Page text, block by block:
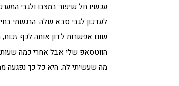
עכשיו חל שיפור במצבו ולגבי
לעדכון לגבי סבא שלה. הרגשתי
שום אפשרות לדון אותה לכף
הווטסאפ שלי אבל אחרי כמה
מה שעשיתי לה. היא כל כך נפגעה